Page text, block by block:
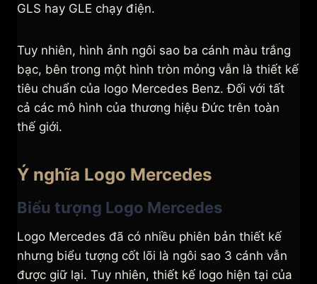
GLS hay GLE chạy điện.
Tuy nhiên, hình ảnh ngôi sao ba cánh màu trắng
bạc, bên trong một hình tròn mỏng vẫn là thiết kế
tiêu chuẩn của logo Mercedes Benz. Đối với tất
cả các mô hình của thương hiệu Đức trên toàn
thế giới.
Ý nghĩa Logo Mercedes
Biểu tượng Logo Mercedes
Logo Mercedes đã có nhiều phiên bản thiết kế
nhưng biểu tượng cốt lõi là ngôi sao 3 cánh vẫn
được giữ lại. Tuy nhiên, thiết kế logo hiện tại của